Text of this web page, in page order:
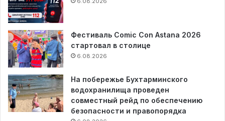
Фестиваль Comic Con Astana 2026
стартовал в столице
6.08.2026
На побережье Бухтарминского
водохранилища проведен
совместный рейд по обеспечению
безопасности и правопорядка